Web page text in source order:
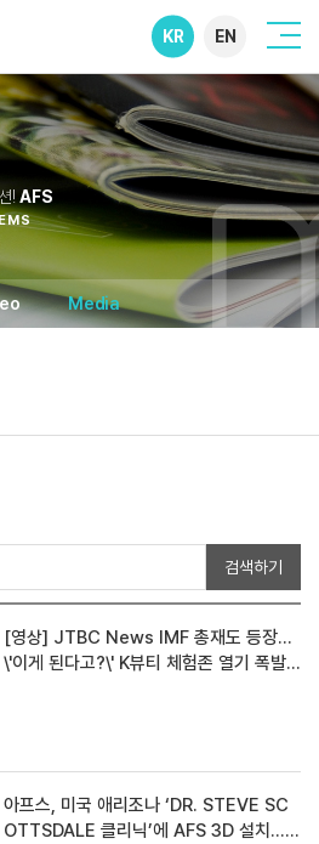
KR EN
! AFS
Media
검색하기
[영상] JTBC News IMF 총재도 등장…
\'이게 된다고?\' K뷰티 체험존 열기 폭발 /
아프스, 미국 애리조나 ‘DR. STEVE SC
OTTSDALE 클리닉’에 AFS 3D 설치...글